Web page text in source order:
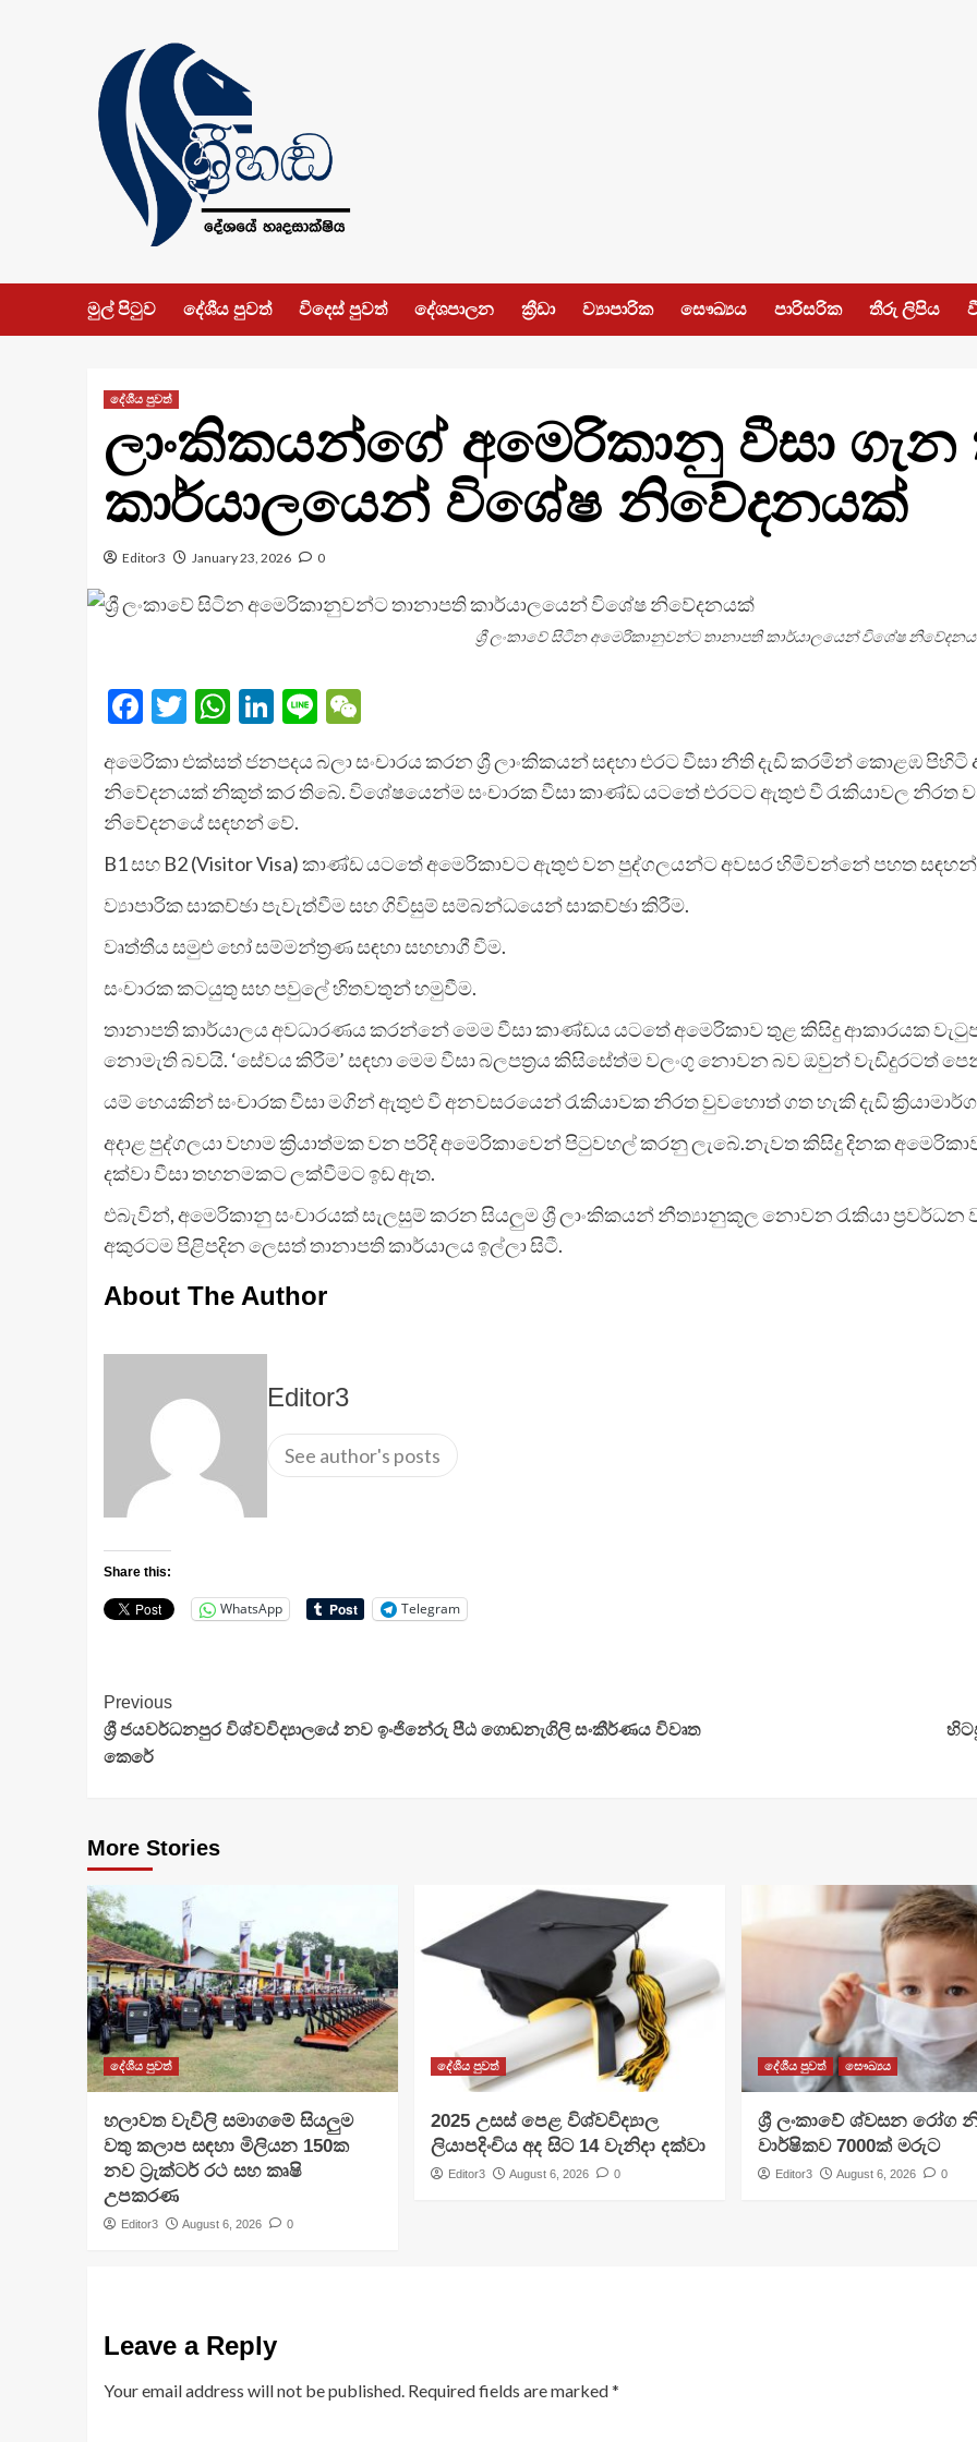
මුල් පිටුව දේශීය පුවත් විදෙස් පුවත් දේශපාලන ක්‍රීඩා ව්‍යාපාරික සෞඛ්‍යය පාරිසරික තීරු ලිපිය
දේශීය පුවත්
ලාංකිකයන්ගේ අමෙරිකානු වීසා ගැන
කාර්යාලයෙන් විශේෂ නිවේදනයක්
Editor3 January 23, 2026 0
ශ්‍රී ලංකාවේ සිටින අමෙරිකානුවන්ට තානාපති කාර්යාලයෙන් විශේෂ
Facebook
Twitter
WhatsApp
LinkedIn
LineWeChat
අමෙරිකා එක්සත් ජනපදය බලා සංචාරය කරන ශ්‍රී ලාංකිකයන් සඳහා එරට වීසා නීති දැඩි කරමින් කොළඹ
නිවේදනයක් නිකුත් කර තිබේ. විශේෂයෙන්ම සංචාරක වීසා කාණ්ඩ යටතේ එරටට ඇතුළු වී රැකියාවල නිරත
නිවේදනයේ සඳහන් වේ.
B1 සහ B2 (Visitor Visa) කාණ්ඩ යටතේ අමෙරිකාවට ඇතුළු වන පුද්ගලයන්ට අවසර හිමිවන්නේ පහත
ව්‍යාපාරික සාකච්ඡා පැවැත්වීම සහ ගිවිසුම් සම්බන්ධයෙන් සාකච්ඡා කිරීම.
වෘත්තීය සමුළු හෝ සම්මන්ත්‍රණ සඳහා සහභාගී වීම.
සංචාරක කටයුතු සහ පවුලේ හිතවතුන් හමුවීම.
තානාපති කාර්යාලය අවධාරණය කරන්නේ මෙම වීසා කාණ්ඩය යටතේ අමෙරිකාව තුළ කිසිදු ආකාරයක
නොමැති බවයි. ‘සේවය කිරීම’ සඳහා මෙම වීසා බලපත්‍රය කිසිසේත්ම වලංගු නොවන බව ඔවුන් වැඩිදුරටත්
යම් හෙයකින් සංචාරක වීසා මගින් ඇතුළු වී අනවසරයෙන් රැකියාවක නිරත වුවහොත් ගත හැකි දැඩි
අදාළ පුද්ගලයා වහාම ක්‍රියාත්මක වන පරිදි අමෙරිකාවෙන් පිටුවහල් කරනු ලැබේ.නැවත කිසිදු දිනක
දක්වා වීසා තහනමකට ලක්වීමට ඉඩ ඇත.
එබැවින්, අමෙරිකානු සංචාරයක් සැලසුම් කරන සියලුම ශ්‍රී ලාංකිකයන් නීත්‍යානුකූල නොවන රැකියා
අකුරටම පිළිපදින ලෙසත් තානාපති කාර්යාලය ඉල්ලා සිටී.
About The Author
Editor3
See author's posts
Share this:
WhatsApp Telegram
Continue
Reading
Previous
ශ්‍රී ජයවර්ධනපුර විශ්වවිද්‍යාලයේ නව ඉංජිනේරු පීඨ ගොඩනැගිලි සංකීර්ණය විවෘත
කෙරේ
More Stories
දේශීය පුවත්
හලාවත වැවිලි සමාගමේ සියලුම
වතු කලාප සඳහා මිලියන 150ක
නව ට්‍රැක්ටර් රථ සහ කෘෂි
උපකරණ
Editor3 August 6, 2026 0
දේශීය පුවත්
​2025 උසස් පෙළ විශ්වවිද්‍යාල
ලියාපදිංචිය අද සිට 14 වැනිදා දක්වා
Editor3 August 6, 2026 0
දේශීය පුවත් සෞඛ්‍යය
ශ්‍රී ලංකාවේ ශ්වසන රෝග
වාර්ෂිකව 7000ක් මරුට
Editor3 August 6, 2026 0
Leave a Reply
Your email address will not be published. Required fields are marked*